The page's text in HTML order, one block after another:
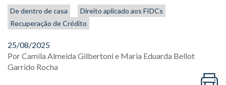
De dentro de casa
Direito aplicado aos FIDCs
Recuperação de Crédito
25/08/2025
PorCamila Almeida Gilbertoni e Maria Eduarda Bellot
Garrido Rocha